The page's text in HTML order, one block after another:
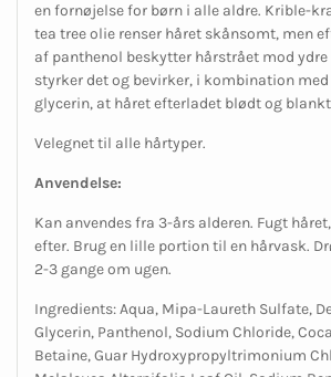
en fornøjelse for børn i alle aldre. Krible-
tea tree olie renser håret skånsomt, men
af panthenol beskytter hårstrået mod
styrker det og bevirker, i kombination
glycerin, at håret efterladet blødt og
Velegnet til alle hårtyper.
Anvendelse:
Kan anvendes fra 3-års alderen. Fugt
efter. Brug en lille portion til en hårvask.
2-3 gange om ugen.
Ingredients: Aqua, Mipa-Laureth Sulfate,
Glycerin, Panthenol, Sodium Chloride,
Betaine, Guar Hydroxypropyltrimonium